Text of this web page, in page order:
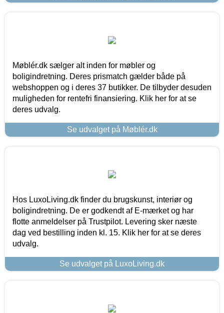
Møblér.dk sælger alt inden for møbler og
boligindretning. Deres prismatch gælder både på
webshoppen og i deres 37 butikker. De tilbyder desuden
muligheden for rentefri finansiering. Klik her for at se
deres udvalg.
Se udvalget på Møblér.dk
Hos LuxoLiving.dk finder du brugskunst, interiør og
boligindretning. De er godkendt af E-mærket og har
flotte anmeldelser på Trustpilot. Levering sker næste
dag ved bestilling inden kl. 15. Klik her for at se deres
udvalg.
Se udvalget på LuxoLiving.dk